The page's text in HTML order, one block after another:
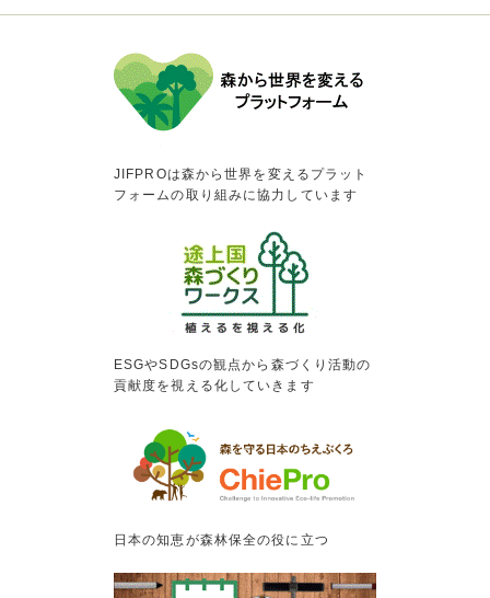
JIFPROは森から世界を変えるプラット
フォームの取り組みに協力しています
ESGやSDGsの観点から森づくり活動の
貢献度を視える化していきます
日本の知恵が森林保全の役に立つ